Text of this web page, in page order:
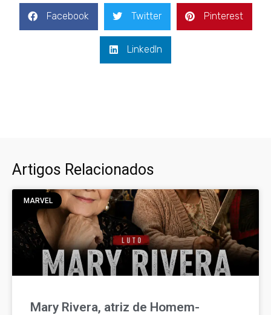
Facebook Twitter Pinterest
LinkedIn
Artigos Relacionados
MARVEL
Mary Rivera, atriz de Homem-